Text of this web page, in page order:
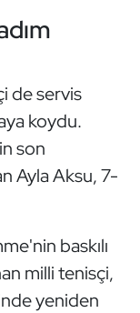
de servis
koydu.
son
Ayla Aksu, 7-
baskılı
milli tenisçi,
yeniden